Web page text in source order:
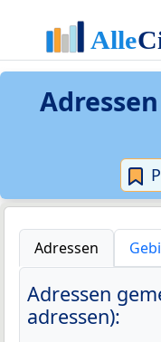
Adressen
Adressen
adressen):